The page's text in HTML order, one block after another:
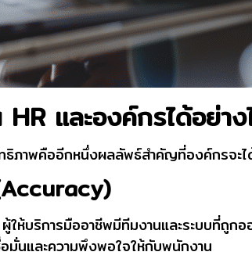
และองค์กรได้อย่าง
ภาพคืออีกหนึ่งผลลัพธ์สำคัญที่องค์กรจะไ
ให้บริการมืออาชีพมีทีมงานและระบบที่ถู
มั่นและความพึงพอใจให้กับพนักงาน